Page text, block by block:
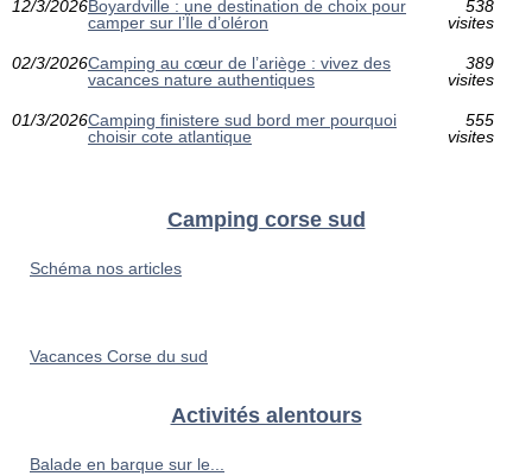
12/3/2026Boyardville : une destination de choix pour
camper sur l’Île d’oléron
538
visites
02/3/2026Camping au cœur de l’ariège : vivez des
vacances nature authentiques
389
visites
01/3/2026Camping finistere sud bord mer pourquoi
choisir cote atlantique
555
visites
Camping corse sud
Schéma nos articles
Vacances Corse du sud
Activités alentours
Balade en barque sur le...